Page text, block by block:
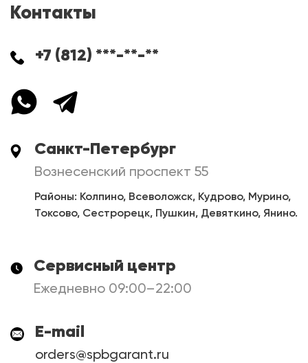
Контакты
+7 (812) ***-**-**
Санкт-Петербург
Вознесенский проспект 55
Районы: Колпино, Всеволожск, Кудрово, Мурино,
Токсово, Сестрорецк, Пушкин, Девяткино, Янино.
Сервисный центр
Ежедневно 09:00–22:00
E-mail
orders@spbgarant.ru